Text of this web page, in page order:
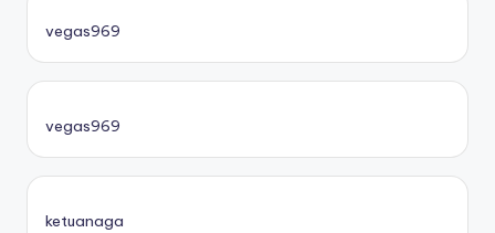
vegas969
vegas969
ketuanaga